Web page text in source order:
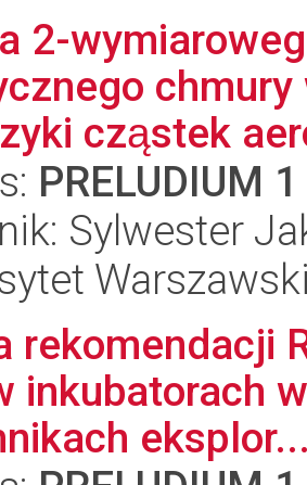
2-
cząstek
PRELUDIUM 1
Sylwester
rekomendacji
inkubatorach